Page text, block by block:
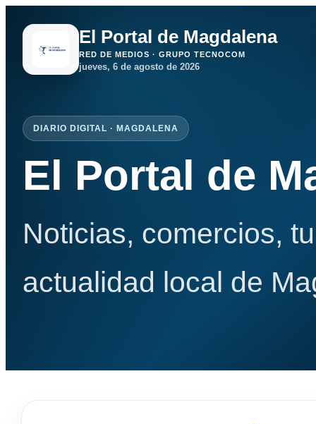
El Portal de Magdalena
RED DE MEDIOS · GRUPO TECNOCOM
jueves, 6 de agosto de 2026
DIARIO DIGITAL · MAGDALENA
El Portal de
Noticias, comercios,
actualidad local de